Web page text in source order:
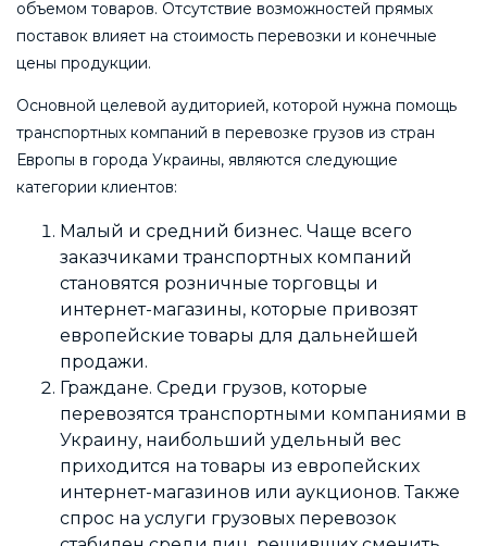
объемом товаров. Отсутствие возможностей прямых
поставок влияет на стоимость перевозки и конечные
цены продукции.
Основной целевой аудиторией, которой нужна помощь
транспортных компаний в перевозке грузов из стран
Европы в города Украины, являются следующие
категории клиентов:
Малый и средний бизнес. Чаще всего
заказчиками транспортных компаний
становятся розничные торговцы и
интернет-магазины, которые привозят
европейские товары для дальнейшей
продажи.
Граждане. Среди грузов, которые
перевозятся транспортными компаниями в
Украину, наибольший удельный вес
приходится на товары из европейских
интернет-магазинов или аукционов. Также
спрос на услуги грузовых перевозок